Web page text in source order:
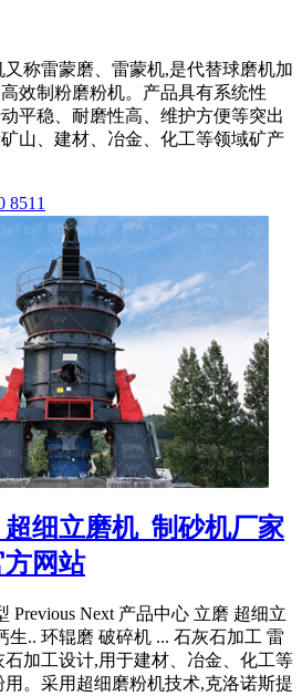
称雷蒙磨、雷蒙机,是代替球磨机加
效制粉磨粉机。产品具有系统性
平稳、耐磨性高、维护方便等突出
山、建材、冶金、化工等领域矿产
8511
细立磨机_制砂机厂家
方网站
Previous Next 产品中心 立磨 超细立
生.. 环辊磨 破碎机 ... 石灰石加工 雷
加工设计,用于建材、冶金、化工等
。采用超细磨粉机技术,克洛诺斯提